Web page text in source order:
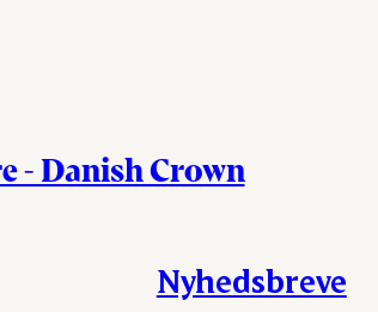
- Danish Crown
Nyhedsbreve